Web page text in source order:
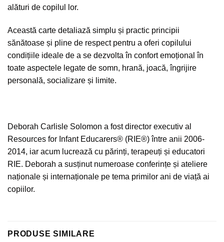
alături de copilul lor.
Această carte detaliază simplu și practic principii
sănătoase și pline de respect pentru a oferi copilului
condițiile ideale de a se dezvolta în confort emoțional în
toate aspectele legate de somn, hrană, joacă, îngrijire
personală, socializare și limite.
Deborah Carlisle Solomon a fost director executiv al
Resources for Infant Educarers® (RIE®) între anii 2006‐
2014, iar acum lucrează cu părinți, terapeuți și educatori
RIE. Deborah a susținut numeroase conferințe și ateliere
naționale și internaționale pe tema primilor ani de viață ai
copiilor.
PRODUSE SIMILARE